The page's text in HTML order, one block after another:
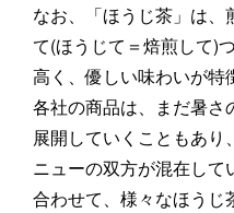
なお、「ほうじ茶」は、
て(ほうじて＝焙煎して)
高く、優しい味わいが特
各社の商品は、まだ暑さ
展開していくこともあり
ニューの双方が混在し
合わせて、様々なほうじ